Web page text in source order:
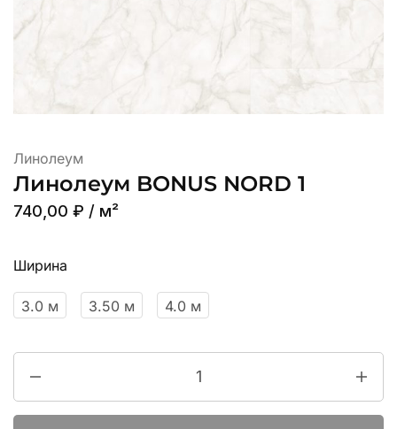
Линолеум
Линолеум BONUS NORD 1
740,00 ₽ / м²
Ширина
3.0 м 3.50 м 4.0 м